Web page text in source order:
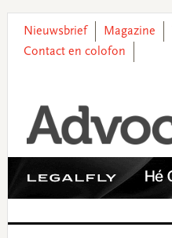
primary
main
primary
footer
Nieuwsbrief Magazine
Contact en colofon